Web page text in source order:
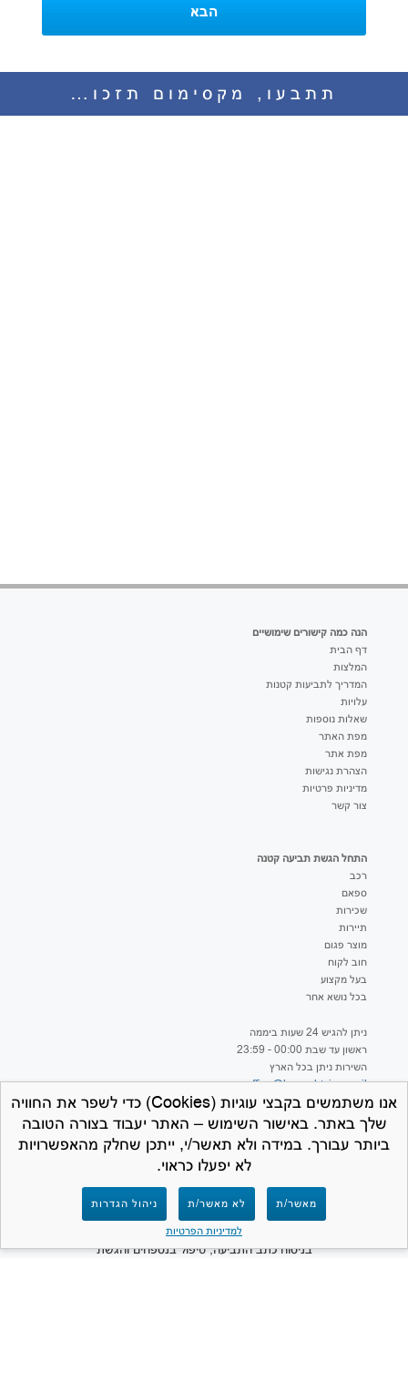
אנו משתמשים בקבצי עוגיות (Cookies) כדי לשפר את החוויה
שלך באתר. באישור השימוש – האתר יעבוד בצורה הטובה
ביותר עבורך. במידה ולא תאשר/י, ייתכן שחלק מהאפשרויות
לא יפעלו כראוי.
מאשר/ת לא מאשר/ת
ניהול הגדרות
למדיניות הפרטיות
הבא
תתבעו, מקסימום תזכו…
הנה כמה קישורים שימושיים
דף הבית
המלצות
המדריך לתביעות קטנות
עלויות
שאלות נוספות
מפת האתר
מפת אתר
הצהרת נגישות
מדיניות פרטיות
צור קשר
התחל הגשת תביעה קטנה
רכב
ספאם
שכירות
תיירות
מוצר פגום
חוב לקוח
בעל מקצוע
בכל נושא אחר
ניתן להגיש 24 שעות ביממה
ראשון עד שבת 00:00 - 23:59
השירות ניתן בכל הארץ
office@hageshtviaa.co.il
למען הסר ספק – חברת המרכז לתביעות קטנות
אינה נותנת ייעוץ משפטי ואינה מספקת שירותים
משפטיים מכל סוג שהוא. תפקידנו הינו לסייע
בניסוח כתב התביעה, טיפול בנספחים והגשת